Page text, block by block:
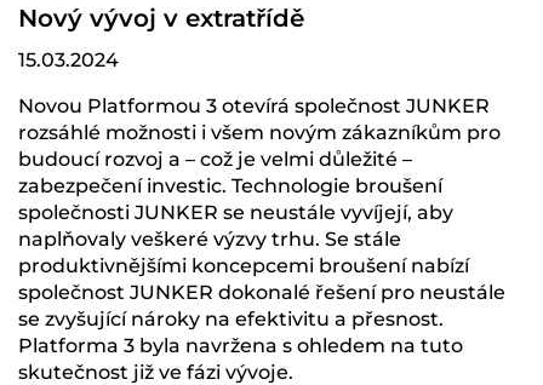
Nový vývoj v extratřídě
15.03.2024
Novou Platformou 3 otevírá společnost JUNKER
rozsáhlé možnosti i všem novým zákazníkům pro
budoucí rozvoj a – což je velmi důležité –
zabezpečení investic. Technologie broušení
společnosti JUNKER se neustále vyvíjejí, aby
naplňovaly veškeré výzvy trhu. Se stále
produktivnějšími koncepcemi broušení nabízí
společnost JUNKER dokonalé řešení pro neustále
se zvyšující nároky na efektivitu a přesnost.
Platforma 3 byla navržena s ohledem na tuto
skutečnost již ve fázi vývoje.